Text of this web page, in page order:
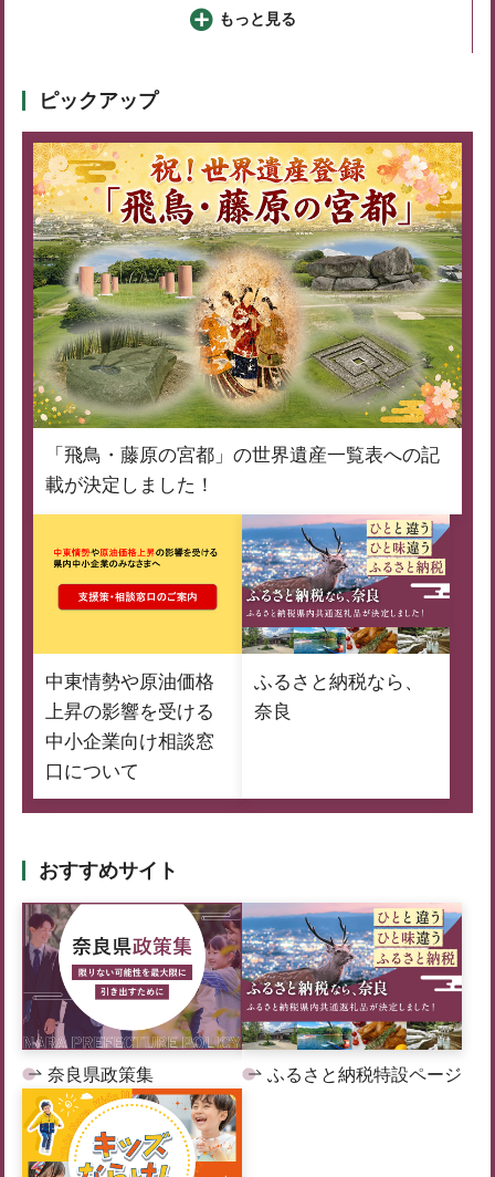
もっと見る
ピックアップ
「飛鳥・藤原の宮都」の世界遺産一覧表への記
載が決定しました！
中東情勢や原油価格
上昇の影響を受ける
中小企業向け相談窓
口について
ふるさと納税なら、
奈良
おすすめサイト
奈良県政策集 ふるさと納税特設ページ